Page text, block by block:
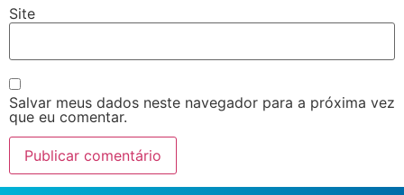
Site
Salvar meus dados neste navegador para a próxima vez
que eu comentar.